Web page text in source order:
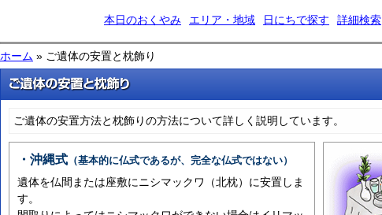
本日のおくやみ エリア・地域 日にちで探す 詳細検索
ホーム » ご遺体の安置と枕飾り
ご遺体の安置方法と枕飾りの方法について詳しく説明しています。
・沖縄式 （基本的に仏式であるが、完全な仏式ではない）
遺体を仏間または座敷にニシマックワ（北枕）に安置しま
す。